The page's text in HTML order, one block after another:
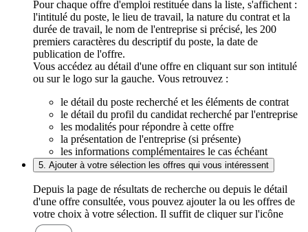
Pour chaque offre d'emploi restituée dans la liste, s'affichent :
l'intitulé du poste, le lieu de travail, la nature du contrat et la
durée de travail, le nom de l'entreprise si précisé, les 200
premiers caractères du descriptif du poste, la date de
publication de l'offre.
Vous accédez au détail d'une offre en cliquant sur son intitulé
ou sur le logo sur la gauche. Vous retrouvez :
le détail du poste recherché et les éléments de contrat
le détail du profil du candidat recherché par l'entreprise
les modalités pour répondre à cette offre
la présentation de l'entreprise (si présente)
les informations complémentaires le cas échéant
5. Ajouter à votre sélection les offres qui vous intéressent
Depuis la page de résultats de recherche ou depuis le détail
d'une offre consultée, vous pouvez ajouter la ou les offres de
votre choix à votre sélection. Il suffit de cliquer sur l'icône